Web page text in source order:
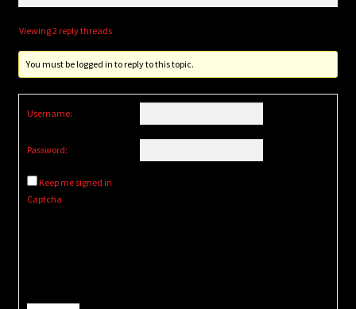
Viewing 2 reply threads
You must be logged in to reply to this topic.
Username:
Password:
Keep me signed in
Captcha
Alternative: